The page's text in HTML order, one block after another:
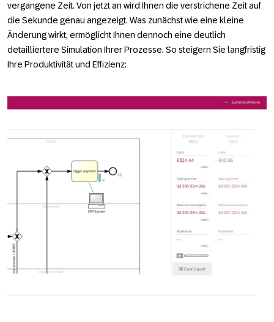
vergangene Zeit. Von jetzt an wird Ihnen die verstrichene Zeit auf
die Sekunde genau angezeigt. Was zunächst wie eine kleine
Änderung wirkt, ermöglicht Ihnen dennoch eine deutlich
detailliertere Simulation Ihrer Prozesse. So steigern Sie langfristig
Ihre Produktivität und Effizienz: